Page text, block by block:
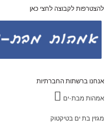
להצטרפות לקבוצה לחצי כאן
אנחנו ברשתות החברתיות
אמהות מבת-ים
מגזין בת ים בטיקטוק